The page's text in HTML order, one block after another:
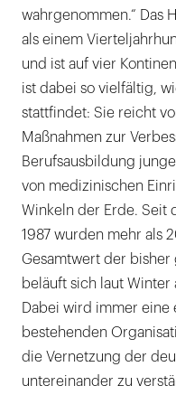
wahrgenommen.“ Das
als einem
und ist auf vier
ist dabei so vielfältig,
stattfindet: Sie reicht
Maßnahmen zur
Berufsausbildung
von medizinischen
Winkeln der Erde. Seit
1987 wurden mehr als
Gesamtwert der bisher
beläuft sich laut Winter
Dabei wird immer
bestehenden
die Vernetzung der
untereinander zu